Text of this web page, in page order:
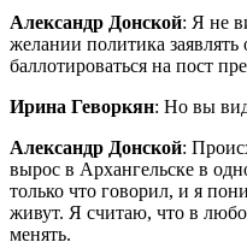
Александр Донской: Я не
желании политика заявлять
баллотироваться на пост
Ирина Геворкян: Но вы
Александр Донской:
вырос в Архангельске в
только что говорил, и я
живут. Я считаю, что в
менять.